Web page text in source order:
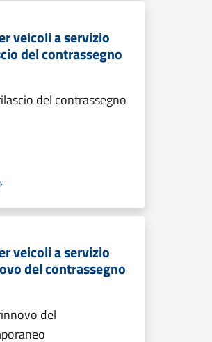
veicoli a servizio
del contrassegno
del contrassegno
veicoli a servizio
del contrassegno
del